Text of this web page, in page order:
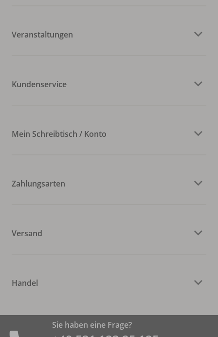
Veranstaltungen
Kundenservice
Mein Schreibtisch / Konto
Zahlungsarten
Versand
Handel
Sie haben eine Frage?